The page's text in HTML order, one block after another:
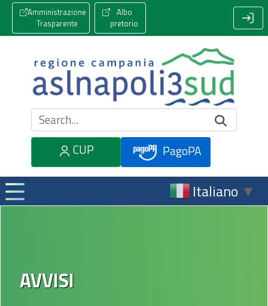
Amministrazione
Trasparente
Albo
pretorio
Cerca nel sito
CUP
PagoPA
Italiano ▼
AVVISI